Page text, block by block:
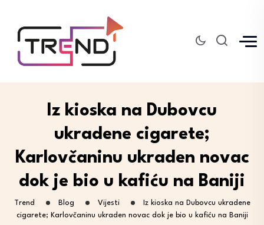
Iz kioska na Dubovcu
ukradene cigarete;
Karlovčaninu ukraden novac
dok je bio u kafiću na Baniji
Trend Blog Vijesti
Iz kioska na Dubovcu ukradene
cigarete; Karlovčaninu ukraden novac dok je bio u kafiću na Baniji